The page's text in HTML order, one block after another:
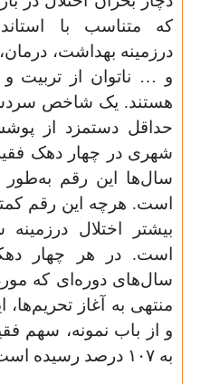
که متناسب با
درزمینه بهداشت،
و … ناتوان از تربیت
هستند. یک شاخص
حداقل دستمزد از
شهری در چهار دهک
سال‌ها این رقم به‌طور
است. هرچه این رقم
بیشتر اختلال
است. در هر چهار
سال‌های دوره‌ای که
منتهی به آغاز
به ۱۰۷ درصد رسیده است.